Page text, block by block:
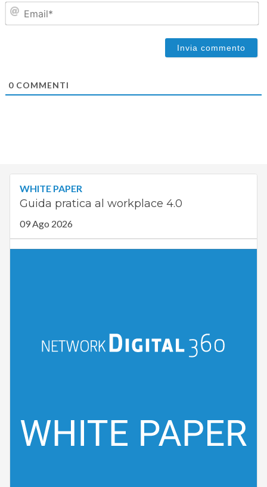
0COMMENTI
WHITE PAPER
Guida pratica al workplace 4.0
09 Ago 2026